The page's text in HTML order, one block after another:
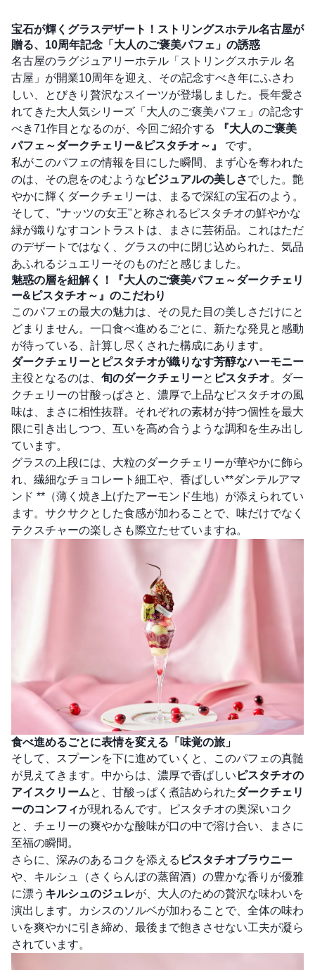
宝石が輝くグラスデザート！ストリングスホテル名古屋が
贈る、10周年記念「大人のご褒美パフェ」の誘惑
名古屋のラグジュアリーホテル「ストリングスホテル 名
古屋」が開業10周年を迎え、その記念すべき年にふさわ
しい、とびきり贅沢なスイーツが登場しました。長年愛さ
れてきた大人気シリーズ「大人のご褒美パフェ」の記念す
べき71作目となるのが、今回ご紹介する
『大人のご褒美
パフェ～ダークチェリー&ピスタチオ～』
です。
私がこのパフェの情報を目にした瞬間、まず心を奪われた
のは、その息をのむような ビジュアルの美しさでした。艶
やかに輝くダークチェリーは、まるで深紅の宝石のよう。
そして、"ナッツの女王"と称されるピスタチオの鮮やかな
緑が織りなすコントラストは、まさに芸術品。これはただ
のデザートではなく、グラスの中に閉じ込められた、気品
あふれるジュエリーそのものだと感じました。
魅惑の層を紐解く！『大人のご褒美パフェ～ダークチェリ
ー&ピスタチオ～』のこだわり
このパフェの最大の魅力は、その見た目の美しさだけにと
どまりません。一口食べ進めるごとに、新たな発見と感動
が待っている、計算し尽くされた構成にあります。
ダークチェリーとピスタチオが織りなす芳醇なハーモニー
主役となるのは、 旬のダークチェリーと ピスタチオ。ダー
クチェリーの甘酸っぱさと、濃厚で上品なピスタチオの風
味は、まさに相性抜群。それぞれの素材が持つ個性を最大
限に引き出しつつ、互いを高め合うような調和を生み出し
ています。
グラスの上段には、大粒のダークチェリーが華やかに飾ら
れ、繊細なチョコレート細工や、香ばしい**ダンテルアマ
ンド **（薄く焼き上げたアーモンド生地）が添えられてい
ます。サクサクとした食感が加わることで、味だけでなく
テクスチャーの楽しさも際立たせていますね。
食べ進めるごとに表情を変える「味覚の旅」
そして、スプーンを下に進めていくと、このパフェの真髄
が見えてきます。中からは、濃厚で香ばしい ピスタチオの
アイスクリームと、甘酸っぱく煮詰められたダークチェリ
ーのコンフィが現れるんです。ピスタチオの奥深いコク
と、チェリーの爽やかな酸味が口の中で溶け合い、まさに
至福の瞬間。
さらに、深みのあるコクを添える ピスタチオブラウニー
や、キルシュ（さくらんぼの蒸留酒）の豊かな香りが優雅
に漂う キルシュのジュレが、大人のための贅沢な味わいを
演出します。カシスのソルベが加わることで、全体の味わ
いを爽やかに引き締め、最後まで飽きさせない工夫が凝ら
されています。